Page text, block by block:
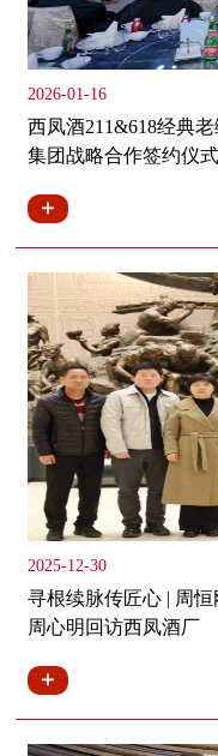
2026-01-16
西凤酒211&618经典
集团战略合作签约仪
2025-12-30
寻根续脉传匠心 | 周
周心明回访西凤酒厂